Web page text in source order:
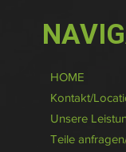
HOME
Kontakt/
Unsere
Teile